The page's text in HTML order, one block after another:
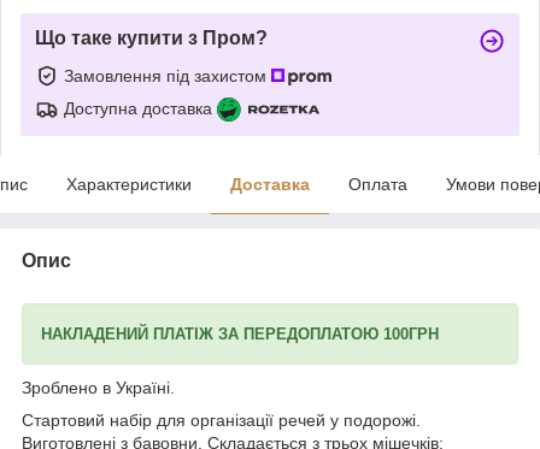
Що таке купити з Пром?
Замовлення під захистом
Доступна доставка
Характеристики Доставка Оплата Умови
Опис
НАКЛАДЕНИЙ ПЛАТІЖ ЗА ПЕРЕДОПЛАТОЮ 100ГРН
Зроблено в Україні.
Стартовий набір для організації речей у подорожі.
Виготовлені з бавовни. Складається з трьох мішечків: